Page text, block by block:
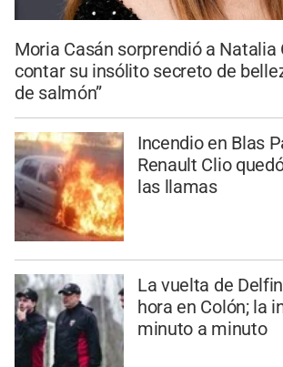
Moria Casán sorprendió a Natalia
contar su insólito secreto de
de salmón”
Incendio en Blas
Renault Clio
las llamas
La vuelta de
hora en Colón; la
minuto a minuto